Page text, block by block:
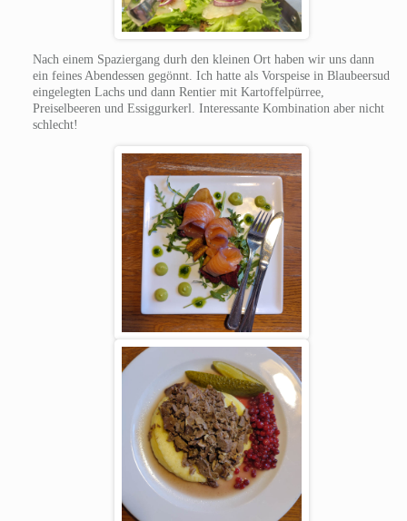
Nach einem Spaziergang durh den kleinen Ort haben wir uns dann
ein feines Abendessen gegönnt. Ich hatte als Vorspeise in Blaubeersud
eingelegten Lachs und dann Rentier mit Kartoffelpürree,
Preiselbeeren und Essiggurkerl. Interessante Kombination aber nicht
schlecht!